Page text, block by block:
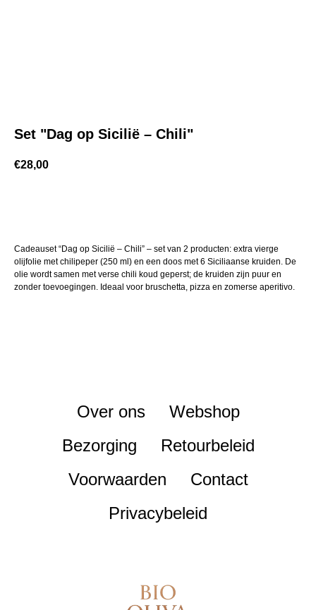
Set "Dag op Sicilië – Chili"
€28,00
Cadeauset “Dag op Sicilië – Chili” – set van 2 producten: extra vierge
olijfolie met chilipeper (250 ml) en een doos met 6 Siciliaanse kruiden. De
olie wordt samen met verse chili koud geperst; de kruiden zijn puur en
zonder toevoegingen. Ideaal voor bruschetta, pizza en zomerse aperitivo.
Over ons
Webshop
Bezorging
Retourbeleid
Voorwaarden
Contact
Privacybeleid